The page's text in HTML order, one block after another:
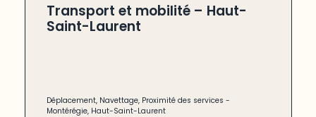
Transport et mobilité – Haut-
Saint-Laurent
Déplacement, Navettage, Proximité des services -
Montérégie, Haut-Saint-Laurent